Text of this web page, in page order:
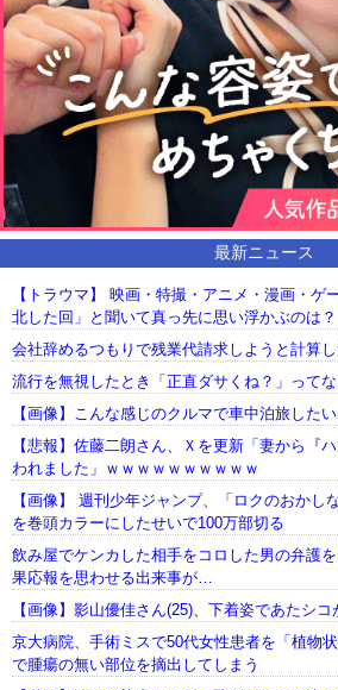
最新ニュース
【トラウマ】 映画・特撮・アニメ・漫画・ゲ
北した回」と聞いて真っ先に思い浮かぶのは？
会社辞めるつもりで残業代請求しようと計算
流行を無視したとき「正直ダサくね？」って
【画像】こんな感じのクルマで車中泊旅した
【悲報】佐藤二朗さん、Ｘを更新「妻から『
われました」ｗｗｗｗｗｗｗｗｗｗ
【画像】 週刊少年ジャンプ、「ロクのおかし
を巻頭カラーにしたせいで100万部切る
飲み屋でケンカした相手をコロした男の弁護
果応報を思わせる出来事が…
【画像】影山優佳さん(25)、下着姿であたシ
京大病院、手術ミスで50代女性患者を「植物
で腫瘍の無い部位を摘出してしまう